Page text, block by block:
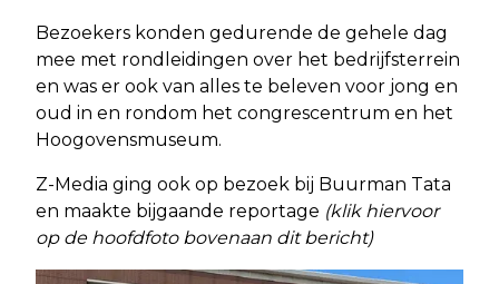
Bezoekers konden gedurende de gehele dag
mee met rondleidingen over het bedrijfsterrein
en was er ook van alles te beleven voor jong en
oud in en rondom het congrescentrum en het
Hoogovensmuseum.
Z-Media ging ook op bezoek bij Buurman Tata
en maakte bijgaande reportage (klik hiervoor
op de hoofdfoto bovenaan dit bericht)